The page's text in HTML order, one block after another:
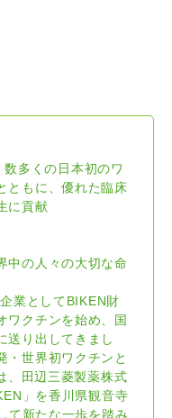
多くの日本初のワ
ともに、優れた臨床
に貢献
中の人々の大切な命
業としてBIKEN財
ワクチンを始め、国
送り出してきまし
・世界初ワクチンと
、田辺三菱製薬株式
」を香川県観音寺
て新たな一歩を踏み